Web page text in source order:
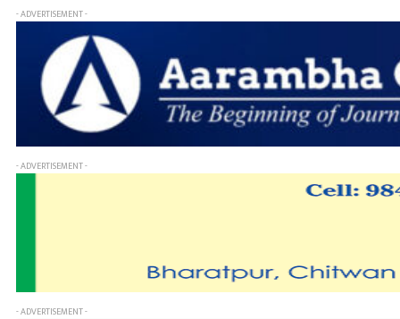
- ADVERTISEMENT -
- ADVERTISEMENT -
- ADVERTISEMENT -